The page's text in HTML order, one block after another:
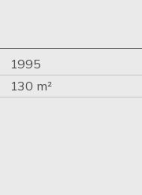
1995
130 m²